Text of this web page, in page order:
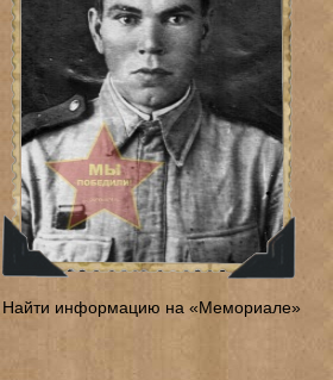
Найти информацию на «Мемориале»